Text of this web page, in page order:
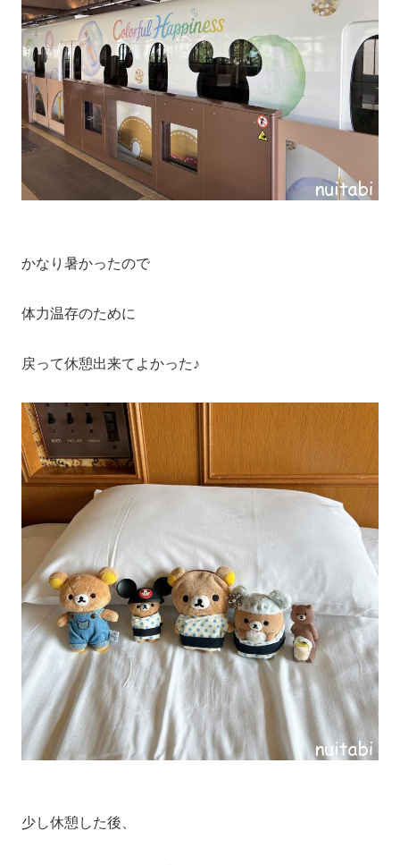
かなり暑かったので
体力温存のために
戻って休憩出来てよかった♪
少し休憩した後、